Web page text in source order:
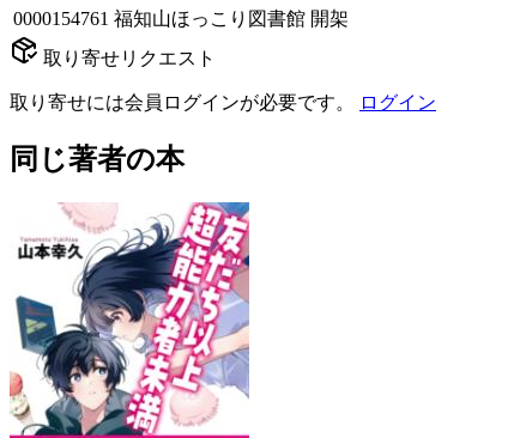
0000154761 福知山ほっこり図書館 開架
取り寄せリクエスト
取り寄せには会員ログインが必要です。 ログイン
同じ著者の本